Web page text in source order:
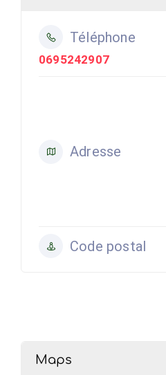
Téléphone
0695242907
Adresse
Code postal
Maps